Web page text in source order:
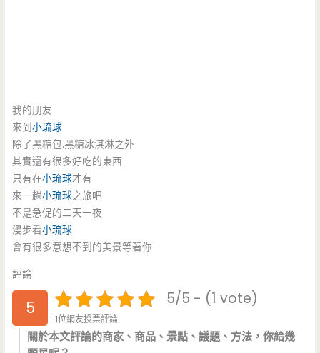
我的朋友
來到小琉球
除了黑糖包.黑糖冰淇淋之外
其實還有很多好吃的東西
只有在小琉球才有
來一趟小琉球之旅吧
不是急促的二天一夜
漫步看小琉球
會有很多意想不到的美景等著你
評論
5 5/5 - (1 vote)
1位網友投票評論
關於本文評論的商家、商品、景點、議題、方法，你給幾